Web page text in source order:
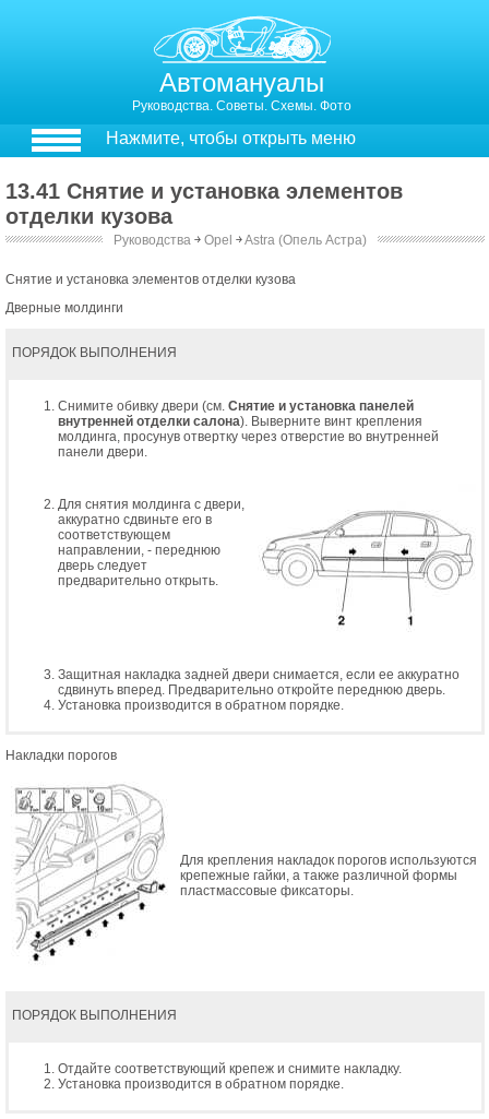
Автомануалы
Руководства. Советы. Схемы. Фото
Нажмите, чтобы открыть меню
13.41 Снятие и установка элементов
отделки кузова
Руководства ￫ Opel ￫Astra (Опель Астра)
Снятие и установка элементов отделки кузова
Дверные молдинги
ПОРЯДОК ВЫПОЛНЕНИЯ
Снимите обивку двери (см. Снятие и установка панелей
внутренней отделки салона). Выверните винт крепления
молдинга, просунув отвертку через отверстие во внутренней
панели двери.
Для снятия молдинга с двери,
аккуратно сдвиньте его в
соответствующем
направлении, - переднюю
дверь следует
предварительно открыть.
Защитная накладка задней двери снимается, если ее аккуратно
сдвинуть вперед. Предварительно откройте переднюю дверь.
Установка производится в обратном порядке.
Накладки порогов
Для крепления накладок порогов используются
крепежные гайки, а также различной формы
пластмассовые фиксаторы.
ПОРЯДОК ВЫПОЛНЕНИЯ
Отдайте соответствующий крепеж и снимите накладку.
Установка производится в обратном порядке.